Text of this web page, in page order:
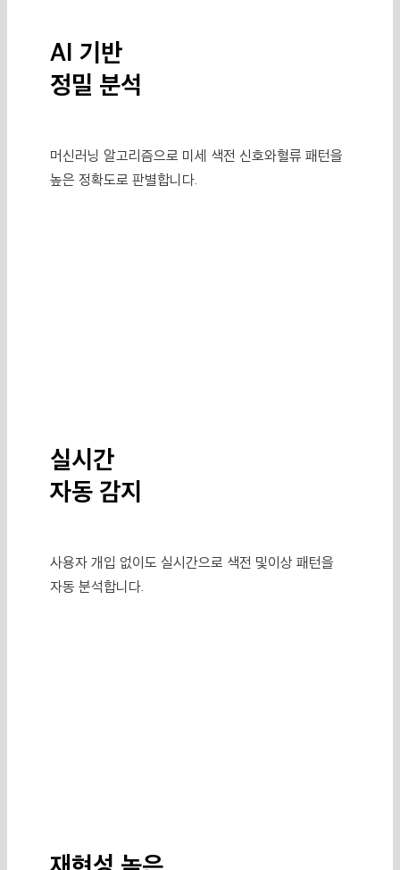
AI 기반
정밀 분석
머신러닝 알고리즘으로 미세 색전 신호와혈류 패턴을
높은 정확도로 판별합니다.
실시간
자동 감지
사용자 개입 없이도 실시간으로 색전 및이상 패턴을
자동 분석합니다.